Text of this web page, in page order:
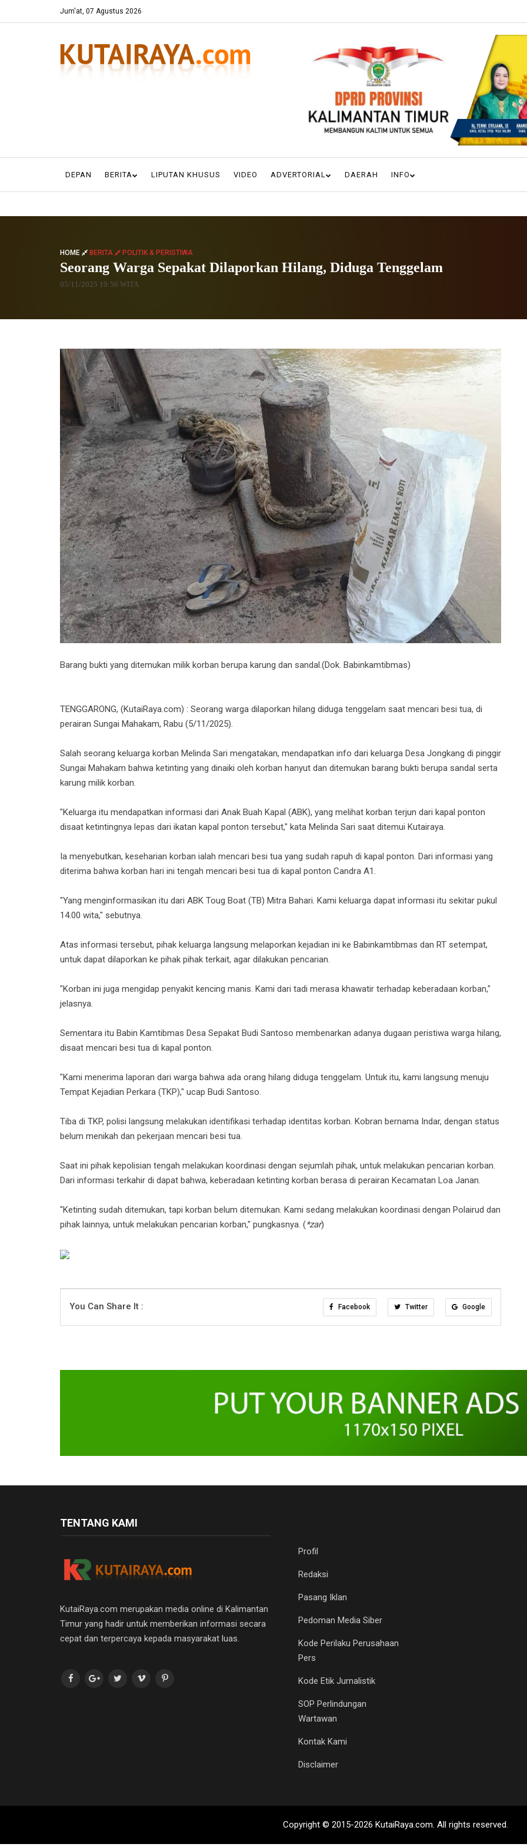
Jum'at, 07 Agustus 2026
DEPAN BERITA LIPUTAN KHUSUS VIDEO ADVERTORIAL DAERAH INFO
HOME BERITA POLITIK & PERISTIWA
Seorang Warga Sepakat Dilaporkan Hilang, Diduga Tenggelam
05/11/2025 19:56 WITA
Barang bukti yang ditemukan milik korban berupa karung dan sandal.(Dok. Babinkamtibmas)
TENGGARONG, (KutaiRaya.com) : Seorang warga dilaporkan hilang diduga tenggelam saat mencari besi tua, di
perairan Sungai Mahakam, Rabu (5/11/2025).
Salah seorang keluarga korban Melinda Sari mengatakan, mendapatkan info dari keluarga Desa Jongkang di pinggir
Sungai Mahakam bahwa ketinting yang dinaiki oleh korban hanyut dan ditemukan barang bukti berupa sandal serta
karung milik korban.
"Keluarga itu mendapatkan informasi dari Anak Buah Kapal (ABK), yang melihat korban terjun dari kapal ponton
disaat ketintingnya lepas dari ikatan kapal ponton tersebut," kata Melinda Sari saat ditemui Kutairaya.
Ia menyebutkan, keseharian korban ialah mencari besi tua yang sudah rapuh di kapal ponton. Dari informasi yang
diterima bahwa korban hari ini tengah mencari besi tua di kapal ponton Candra A1.
"Yang menginformasikan itu dari ABK Toug Boat (TB) Mitra Bahari. Kami keluarga dapat informasi itu sekitar pukul
14.00 wita," sebutnya.
Atas informasi tersebut, pihak keluarga langsung melaporkan kejadian ini ke Babinkamtibmas dan RT setempat,
untuk dapat dilaporkan ke pihak pihak terkait, agar dilakukan pencarian.
"Korban ini juga mengidap penyakit kencing manis. Kami dari tadi merasa khawatir terhadap keberadaan korban,"
jelasnya.
Sementara itu Babin Kamtibmas Desa Sepakat Budi Santoso membenarkan adanya dugaan peristiwa warga hilang,
disaat mencari besi tua di kapal ponton.
"Kami menerima laporan dari warga bahwa ada orang hilang diduga tenggelam. Untuk itu, kami langsung menuju
Tempat Kejadian Perkara (TKP)," ucap Budi Santoso.
Tiba di TKP, polisi langsung melakukan identifikasi terhadap identitas korban. Kobran bernama Indar, dengan status
belum menikah dan pekerjaan mencari besi tua.
Saat ini pihak kepolisian tengah melakukan koordinasi dengan sejumlah pihak, untuk melakukan pencarian korban.
Dari informasi terkahir di dapat bahwa, keberadaan ketinting korban berasa di perairan Kecamatan Loa Janan.
"Ketinting sudah ditemukan, tapi korban belum ditemukan. Kami sedang melakukan koordinasi dengan Polairud dan
pihak lainnya, untuk melakukan pencarian korban," pungkasnya. (*zar)
You Can Share It : Facebook Twitter Google
TENTANG KAMI
KutaiRaya.com merupakan media online di Kalimantan
Timur yang hadir untuk memberikan informasi secara
cepat dan terpercaya kepada masyarakat luas.
Profil
Redaksi
Pasang Iklan
Pedoman Media Siber
Kode Perilaku Perusahaan
Pers
Kode Etik Jurnalistik
SOP Perlindungan
Wartawan
Kontak Kami
Disclaimer
Copyright © 2015-2026 KutaiRaya.com. All rights reserved.